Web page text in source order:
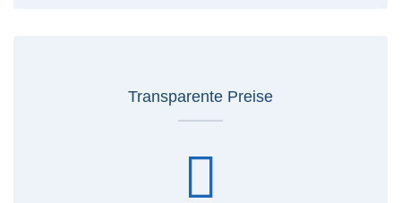
Transparente Preise